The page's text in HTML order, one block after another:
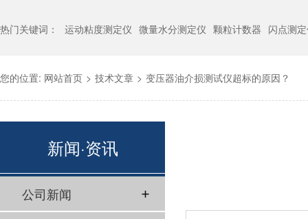
热门关键词： 运动粘度测定仪 微量水分测定仪 颗粒计数器 闪点测
您的位置: 网站首页 > 技术文章 > 变压器油介损测试仪超标的原因？
新闻·资讯
公司新闻